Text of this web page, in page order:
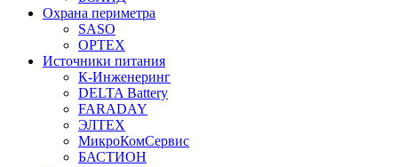
Охрана периметра
SASO
OPTEX
Источники питания
К-Инженеринг
DELTA Battery
FARADAY
ЭЛТЕХ
МикроКомСервис
БАСТИОН